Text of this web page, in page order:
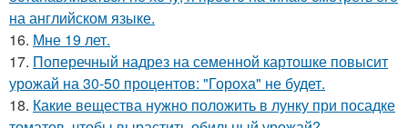
на английском языке.
16. Мне 19 лет.
17. Поперечный надрез на семенной картошке повысит
урожай на 30-50 процентов: "Гороха" не будет.
18. Какие вещества нужно положить в лунку при посадке